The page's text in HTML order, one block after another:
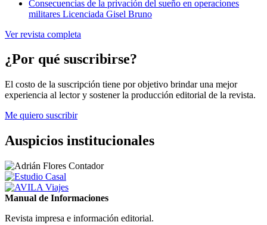
Consecuencias de la privación del sueño en operaciones
militares Licenciada Gisel Bruno
Ver revista completa
¿Por qué suscribirse?
El costo de la suscripción tiene por objetivo brindar una mejor
experiencia al lector y sostener la producción editorial de la revista.
Me quiero suscribir
Auspicios institucionales
Manual de Informaciones
Revista impresa e información editorial.